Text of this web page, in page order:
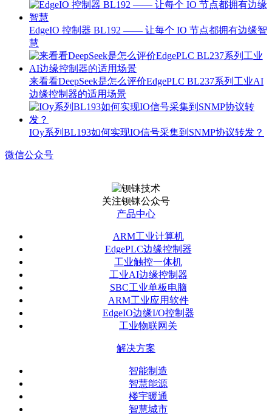
EdgeIO 控制器 BL192 —— 让每个 IO 节点都拥有边缘智
慧
来看看DeepSeek是怎么评价EdgePLC BL237系列工业AI
边缘控制器的适用场景
IOy系列BL193如何实现IO信号采集到SNMP协议转发？
微信公众号
关注钡铼公众号
产品中心
ARM工业计算机
EdgePLC边缘控制器
工业触控一体机
工业AI边缘控制器
SBC工业单板电脑
ARM工业应用软件
EdgeIO边缘I/O控制器
工业物联网关
解决方案
智能制造
智慧能源
楼宇暖通
智慧城市